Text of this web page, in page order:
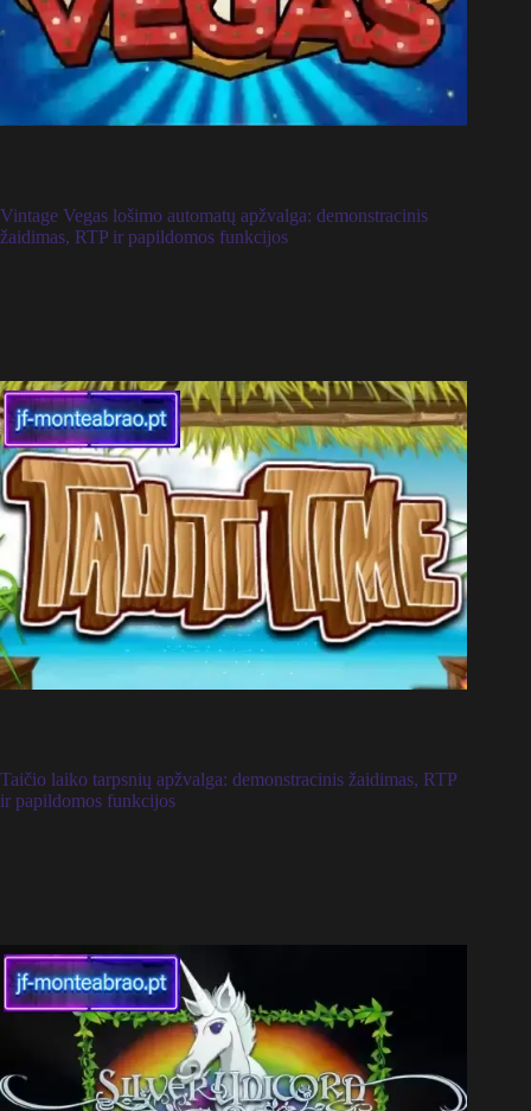
Vintage Vegas lošimo automatų apžvalga: demonstracinis
žaidimas, RTP ir papildomos funkcijos
Taičio laiko tarpsnių apžvalga: demonstracinis žaidimas, RTP
ir papildomos funkcijos